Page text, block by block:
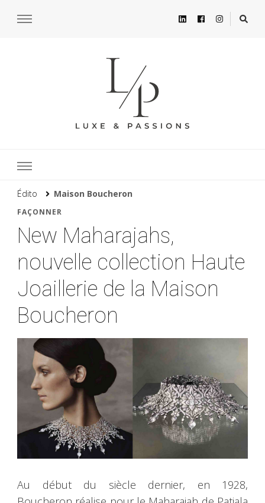
Édito Maison Boucheron
FAÇONNER
New Maharajahs,
nouvelle collection Haute
Joaillerie de la Maison
Boucheron
Au début du siècle dernier, en 1928,